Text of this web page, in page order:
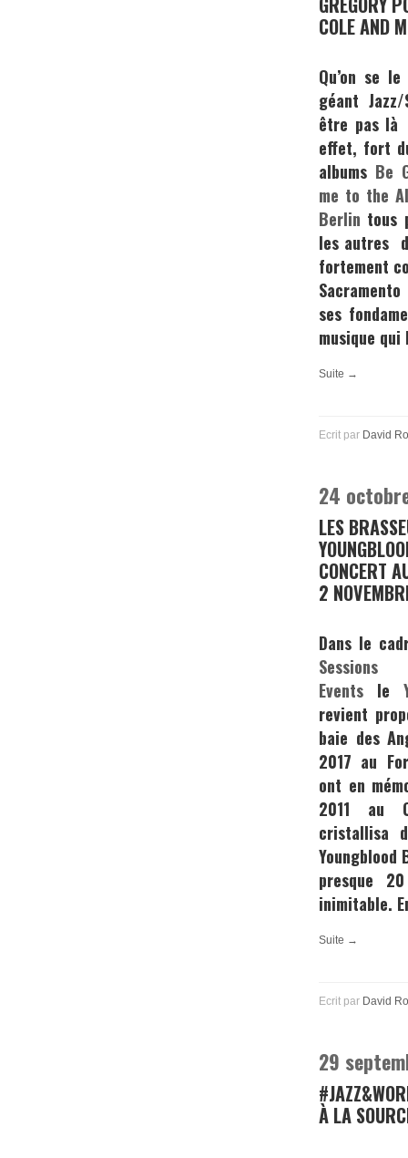
COLE AND
Qu’on se
géant
être pas là
effet, fort
albums Be
me to the
Berlin tous
les autres
fortement
ses
musique
Suite →
Ecrit par David
24
LES
CONCERT
2
Dans le
Sessions
Events
le
revient
baie des
2017 au
ont en
2011 au
cristallisa
Youngblood
presque
inimitable.
Suite →
Ecrit par David
29
À LA